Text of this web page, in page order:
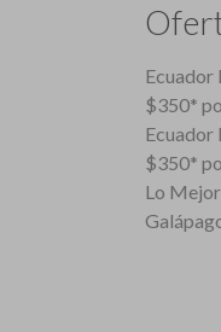
Ecuador
$350*
Ecuador
$350*
Lo